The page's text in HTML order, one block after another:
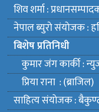
शिव शर्मा :
नेपाल ब्युराे संयाेजक :
बिशेष प्रतिनिधी
कुमार जंग कार्की :
प्रिया राना : (ब्राजिल)
साहित्य संयाेजक :